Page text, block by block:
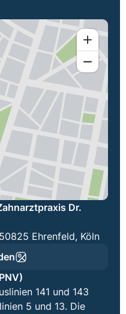
Dr.
Ehrenfeld, Köln
141 und 143
5 und 13. Die